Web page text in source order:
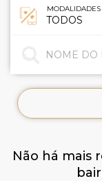
MODALIDADES
Não há mais